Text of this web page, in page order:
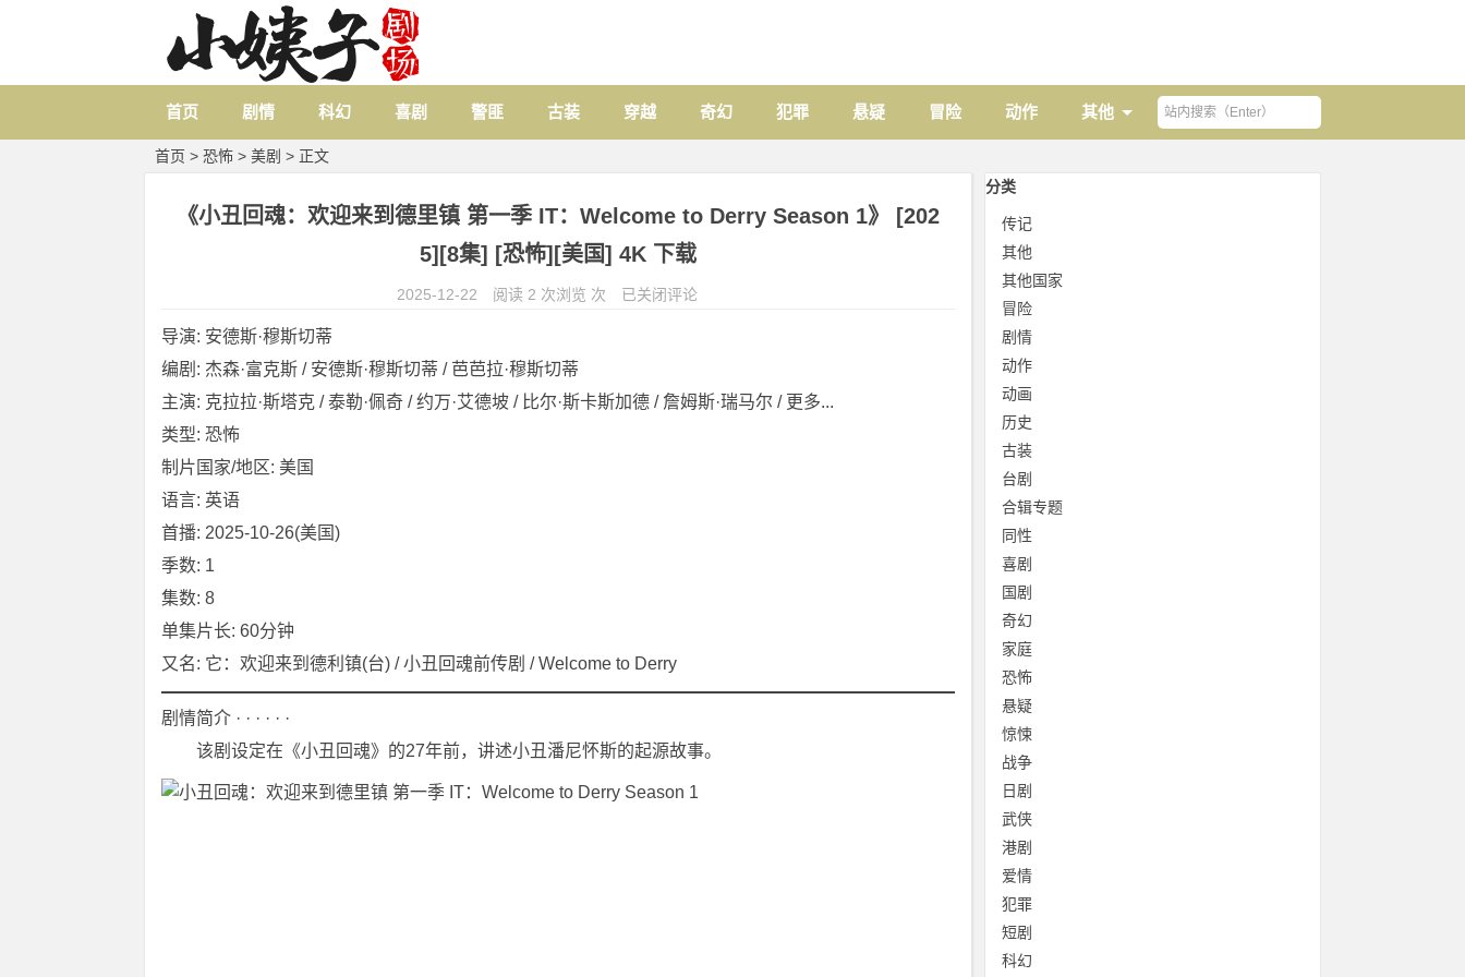
首页 剧情 科幻 喜剧 警匪 古装 穿越 奇幻 犯罪 悬疑 冒险 动作 其他
首页 > 恐怖 > 美剧 > 正文
《小丑回魂：欢迎来到德里镇 第一季 IT：Welcome to Derry Season 1》 [202
5][8集] [恐怖][美国] 4K 下载
2025-12-22 阅读 2 次浏览 次 已关闭评论
导演: 安德斯·穆斯切蒂
编剧: 杰森·富克斯 / 安德斯·穆斯切蒂 / 芭芭拉·穆斯切蒂
主演: 克拉拉·斯塔克 / 泰勒·佩奇 / 约万·艾德坡 / 比尔·斯卡斯加德 / 詹姆斯·瑞马尔 / 更多...
类型: 恐怖
制片国家/地区: 美国
语言: 英语
首播: 2025-10-26(美国)
季数: 1
集数: 8
单集片长: 60分钟
又名: 它：欢迎来到德利镇(台) / 小丑回魂前传剧 / Welcome to Derry
剧情简介 · · · · · ·
该剧设定在《小丑回魂》的27年前，讲述小丑潘尼怀斯的起源故事。
分类
传记
其他
其他国家
冒险
剧情
动作
动画
历史
古装
台剧
合辑专题
同性
喜剧
国剧
奇幻
家庭
恐怖
悬疑
惊悚
战争
日剧
武侠
港剧
爱情
犯罪
短剧
科幻